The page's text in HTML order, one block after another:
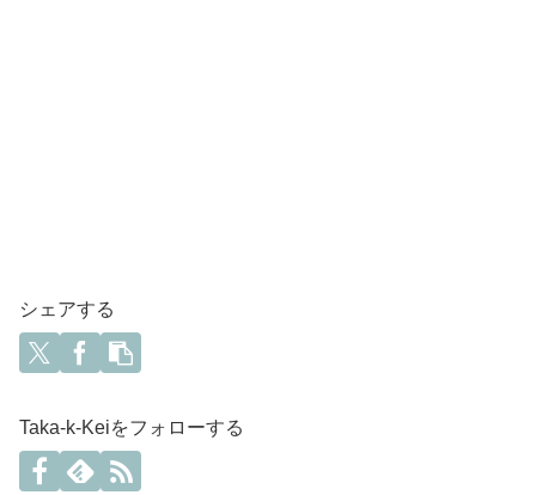
シェアする
Taka-k-Keiをフォローする